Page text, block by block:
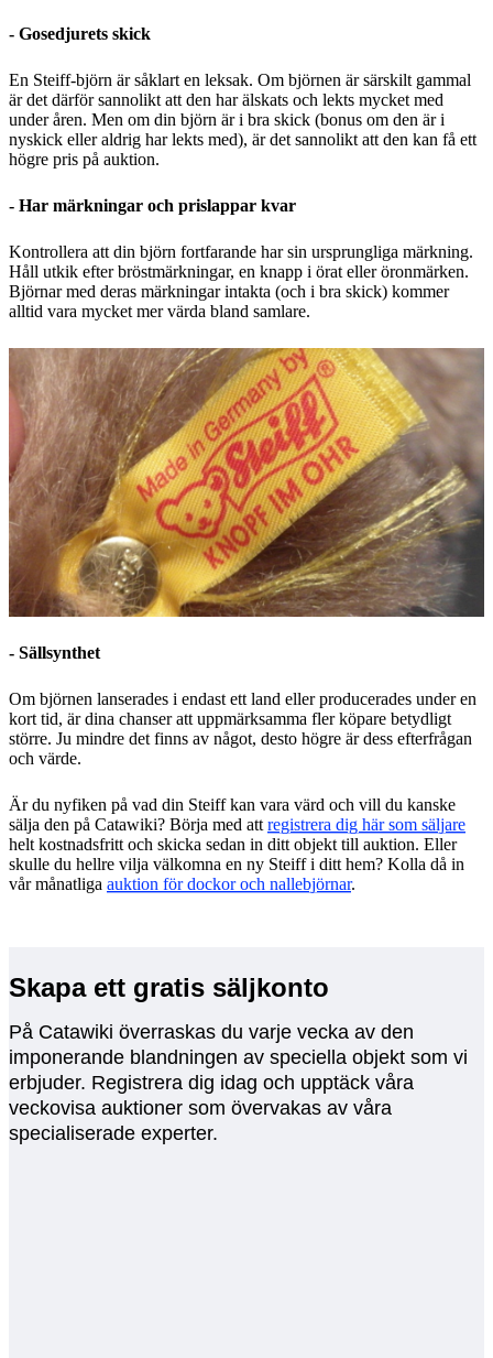
- Gosedjurets skick
En Steiff-björn är såklart en leksak. Om björnen är särskilt gammal
är det därför sannolikt att den har älskats och lekts mycket med
under åren. Men om din björn är i bra skick (bonus om den är i
nyskick eller aldrig har lekts med), är det sannolikt att den kan få ett
högre pris på auktion.
- Har märkningar och prislappar kvar
Kontrollera att din björn fortfarande har sin ursprungliga märkning.
Håll utkik efter bröstmärkningar, en knapp i örat eller öronmärken.
Björnar med deras märkningar intakta (och i bra skick) kommer
alltid vara mycket mer värda bland samlare.
- Sällsynthet
Om björnen lanserades i endast ett land eller producerades under en
kort tid, är dina chanser att uppmärksamma fler köpare betydligt
större. Ju mindre det finns av något, desto högre är dess efterfrågan
och värde.
Är du nyfiken på vad din Steiff kan vara värd och vill du kanske
sälja den på Catawiki? Börja med att registrera dig här som säljare
helt kostnadsfritt och skicka sedan in ditt objekt till auktion. Eller
skulle du hellre vilja välkomna en ny Steiff i ditt hem? Kolla då in
vår månatliga auktion för dockor och nallebjörnar.
Skapa ett gratis säljkonto
På Catawiki överraskas du varje vecka av den
imponerande blandningen av speciella objekt som vi
erbjuder. Registrera dig idag och upptäck våra
veckovisa auktioner som övervakas av våra
specialiserade experter.